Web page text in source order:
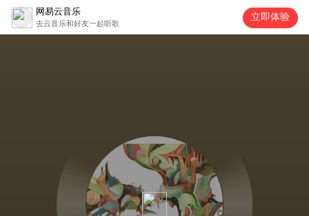
网易云音乐
去云音乐和好友一起听歌
立即体验